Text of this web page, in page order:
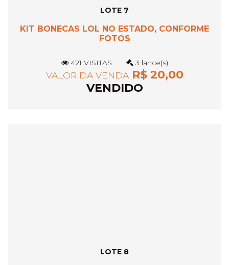
LOTE 7
KIT BONECAS LOL NO ESTADO, CONFORME
FOTOS
421 VISITAS 3 lance(s)
VALOR DA VENDAR$ 20,00
VENDIDO
LOTE 8